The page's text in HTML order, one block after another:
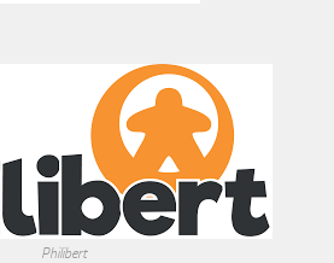
Philibert